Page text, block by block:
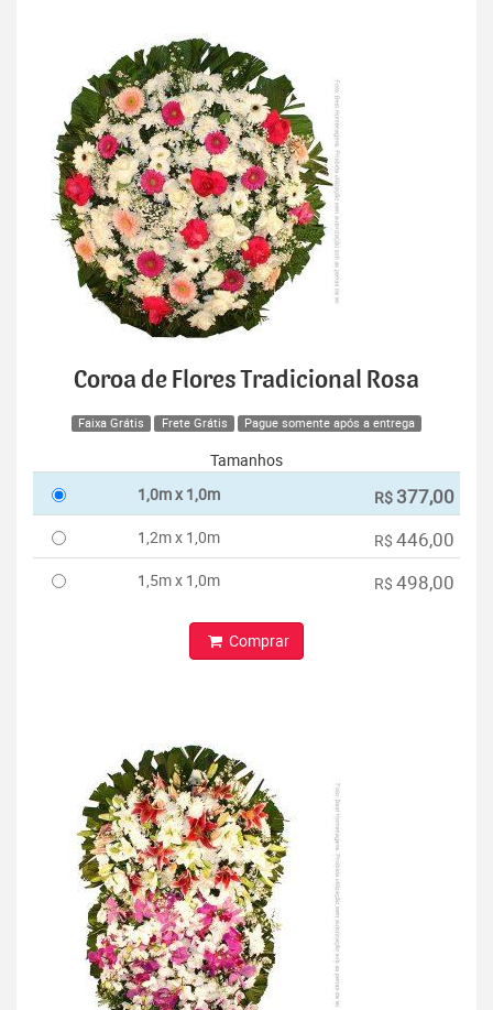
Coroa de Flores Tradicional Rosa
Faixa Grátis Frete Grátis Pague somente após a entrega
Tamanhos
1,0m x 1,0m
R$ 377,00
1,2m x 1,0m R$ 446,00
1,5m x 1,0m R$ 498,00
Comprar